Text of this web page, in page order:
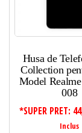
Husa de
Collection
Model
008
*SUPER PRET:
Inclus